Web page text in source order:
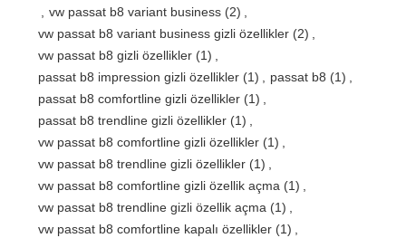
vw passat b8 variant business (2)
vw passat b8 variant business gizli özellikler (2)
vw passat b8 gizli özellikler (1)
passat b8 impression gizli özellikler (1) passat b8 (1)
passat b8 comfortline gizli özellikler (1)
passat b8 trendline gizli özellikler (1)
vw passat b8 comfortline gizli özellikler (1)
vw passat b8 trendline gizli özellikler (1)
vw passat b8 comfortline gizli özellik açma (1)
vw passat b8 trendline gizli özellik açma (1)
vw passat b8 comfortline kapalı özellikler (1)